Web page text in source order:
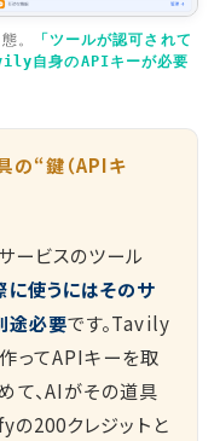
。
「ツールが認可されて
自身のAPIキーが必要
の“鍵（APIキ
ービスのツール
に使うにはそのサ
途必要です。Tavily
ってAPIキーを取
て、AIがその道具
の200クレジットと